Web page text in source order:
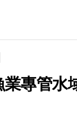
業專管水